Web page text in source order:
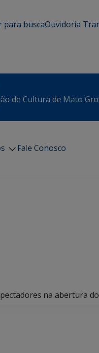
para buscaOuvidoria
de Cultura de Mato
Fale Conosco
na abertura